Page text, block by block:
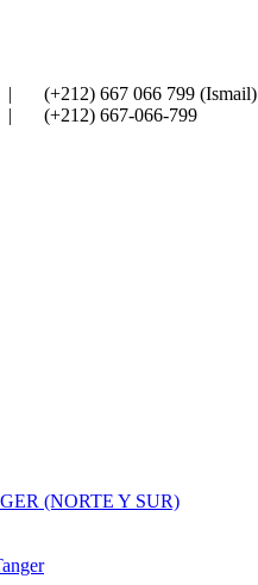
|
(+212) 667 066 799 (Ismail)
|
(+212) 667-066-799
(NORTE Y SUR)